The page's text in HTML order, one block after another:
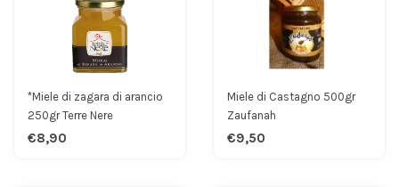
*Miele di zagara di arancio
250gr Terre Nere
€8,90
Miele di Castagno 500gr
Zaufanah
€9,50